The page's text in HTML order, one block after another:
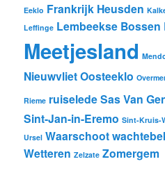
Eeklo Frankrijk Heusden
Leffinge Lembeekse Bossen
Meetjesland
NieuwvlietOosteeklo
Rieme ruiseledeSas Van
Sint-Jan-in-Eremo Sint-Kruis-
Ursel Waarschoot
Wetteren Zelzate Zomergem